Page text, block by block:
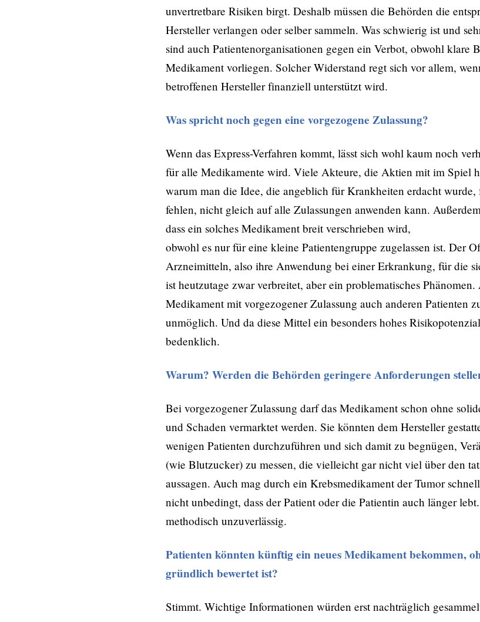
unvertretbare Risiken birgt. Deshalb müssen die Behörden die
Hersteller verlangen oder selber sammeln. Was schwierig ist und
sind auch Patientenorganisationen gegen ein Verbot, obwohl klare
Medikament vorliegen. Solcher Widerstand regt sich vor allem,
betroffenen Hersteller finanziell unterstützt wird.
Was spricht noch gegen eine vorgezogene Zulassung?
Wenn das Express-Verfahren kommt, lässt sich wohl kaum noch
für alle Medikamente wird. Viele Akteure, die Aktien mit im Spiel
warum man die Idee, die angeblich für Krankheiten er­dacht
fehlen, nicht gleich auf alle Zulassungen anwenden kann.
dass ein solches Medikament breit verschrieben wird,
obwohl es nur für eine kleine Patientengruppe zugelassen ist. Der
Arzneimitteln, also ihre Anwendung bei einer Erkrankung, für die
ist heutzutage zwar verbreitet, aber ein problematisches
Medikament mit vorgezogener Zulassung auch anderen Patienten
unmöglich. Und da diese Mittel ein besonders hohes
bedenklich.
Warum? Werden die Behörden geringere Anforderungen
Bei vorgezogener Zulassung darf das Medikament schon ohne
und Schaden vermarktet werden. Sie könnten dem Hersteller
wenigen Patienten durchzuführen und sich damit zu begnügen,
(wie Blutzucker) zu messen, die vielleicht gar nicht viel über den
aussagen. Auch mag durch ein Krebsmedikament der Tumor
nicht unbedingt, dass der Patient oder die Patientin auch länger
methodisch unzuverlässig.
Patienten könnten künftig ein neues Medikament bekommen,
gründlich bewertet ist?
Stimmt. Wichtige Informationen würden erst nachträglich